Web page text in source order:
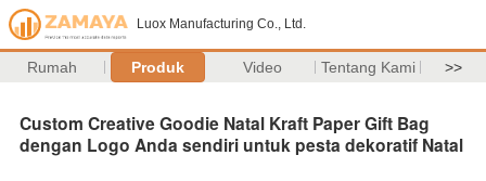
Luox Manufacturing Co., Ltd.
Rumah Produk Video Tentang Kami >>
Custom Creative Goodie Natal Kraft Paper Gift Bag
dengan Logo Anda sendiri untuk pesta dekoratif Natal